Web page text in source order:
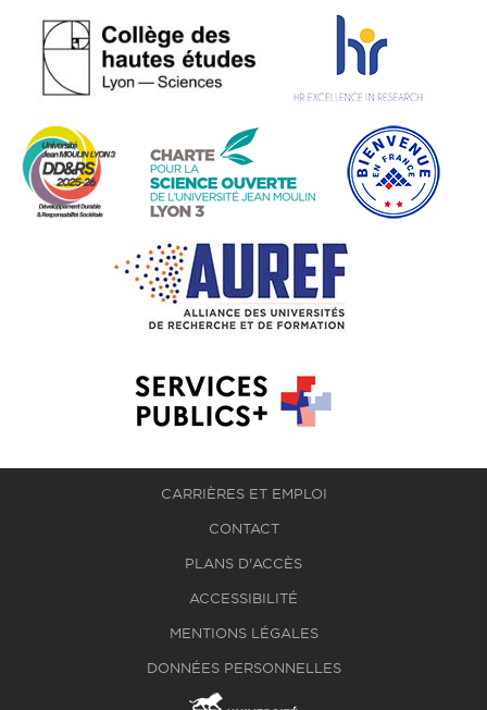
CARRIÈRES ET EMPLOI
CONTACT
PLANS D'ACCÈS
ACCESSIBILITÉ
MENTIONS LÉGALES
DONNÉES PERSONNELLES